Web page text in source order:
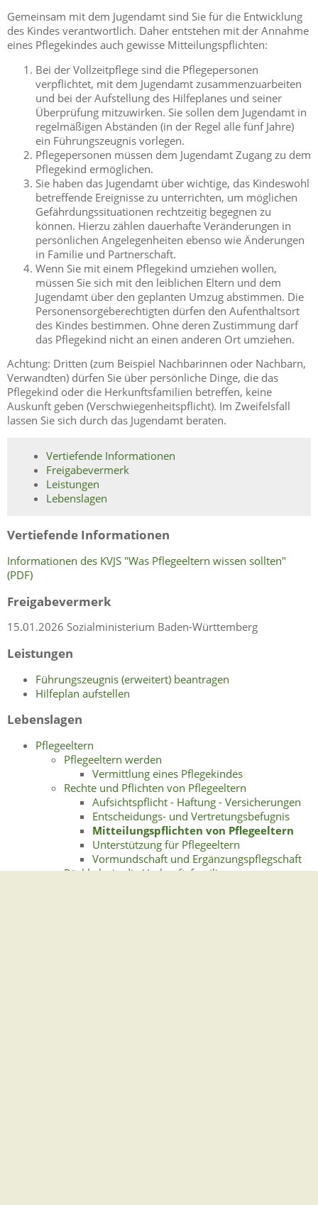
Gemeinsam mit dem Jugendamt sind Sie für die Entwicklung
des Kindes verantwortlich. Daher entstehen mit der Annahme
eines Pflegekindes auch gewisse Mitteilungspflichten:
Bei der Vollzeitpflege sind die Pflegepersonen
verpflichtet, mit dem Jugendamt zusammenzuarbeiten
und bei der Aufstellung des Hilfeplanes und seiner
Überprüfung mitzuwirken. Sie sollen dem Jugendamt in
regelmäßigen Abständen (in der Regel alle fünf Jahre)
ein Führungszeugnis vorlegen.
Pflegepersonen müssen dem Jugendamt Zugang zu dem
Pflegekind ermöglichen.
Sie haben das Jugendamt über wichtige, das Kindeswohl
betreffende Ereignisse zu unterrichten, um möglichen
Gefährdungssituationen rechtzeitig begegnen zu
können. Hierzu zählen dauerhafte Veränderungen in
persönlichen Angelegenheiten ebenso wie Änderungen
in Familie und Partnerschaft.
Wenn Sie mit einem Pflegekind umziehen wollen,
müssen Sie sich mit den leiblichen Eltern und dem
Jugendamt über den geplanten Umzug abstimmen. Die
Personensorgeberechtigten dürfen den Aufenthaltsort
des Kindes bestimmen. Ohne deren Zustimmung darf
das Pflegekind nicht an einen anderen Ort umziehen.
Achtung: Dritten (zum Beispiel Nachbarinnen oder Nachbarn,
Verwandten) dürfen Sie über persönliche Dinge, die das
Pflegekind oder die Herkunftsfamilien betreffen, keine
Auskunft geben (Verschwiegenheitspflicht). Im Zweifelsfall
lassen Sie sich durch das Jugendamt beraten.
Vertiefende Informationen
Freigabevermerk
Leistungen
Lebenslagen
Vertiefende Informationen
Informationen des KVJS "Was Pflegeeltern wissen sollten"
(PDF)
Freigabevermerk
15.01.2026 Sozialministerium Baden-Württemberg
Leistungen
Führungszeugnis (erweitert) beantragen
Hilfeplan aufstellen
Lebenslagen
Pflegeeltern
Pflegeeltern werden
Vermittlung eines Pflegekindes
Rechte und Pflichten von Pflegeeltern
Aufsichtspflicht - Haftung - Versicherungen
Entscheidungs- und Vertretungsbefugnis
Mitteilungspflichten von Pflegeeltern
Unterstützung für Pflegeeltern
Vormundschaft und Ergänzungspflegschaft
Rückkehr in die Herkunftsfamilie